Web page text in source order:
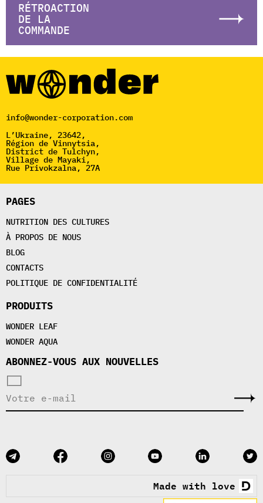
RÉTROACTION
DE LA
COMMANDE
info@wonder-corporation.com
L’Ukraine, 23642,
Région de Vinnytsia,
District de Tulchyn,
Village de Mayaki,
Rue Privokzalna, 27A
PAGES
NUTRITION DES CULTURES
À PROPOS DE NOUS
BLOG
CONTACTS
POLITIQUE DE CONFIDENTIALITÉ
PRODUITS
WONDER LEAF
WONDER AQUA
ABONNEZ-VOUS AUX NOUVELLES
Made with love